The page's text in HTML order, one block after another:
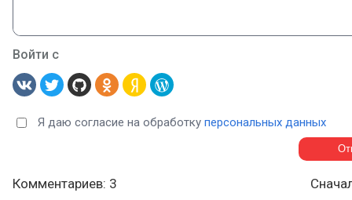
Войти с
Я даю согласие на обработку персональных данных
Комментариев: 3